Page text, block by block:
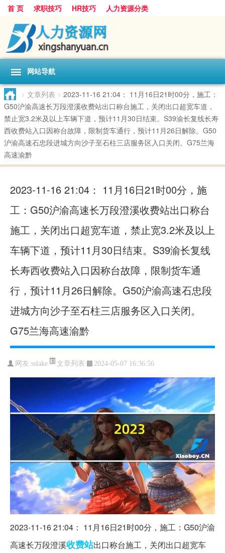
首 页 求职技巧 HR技巧 人力资源分类
网站导航
> 文章列表 > 2023-11-16 21:04： 11月16日21时00分，施工：
G50沪渝高速长万段澄溪收费站出口称台施工，关闭出口超宽车道，
禁止宽3.2米及以上车辆下道，预计11月30日结束。S39渝长复线长寿
西收费站入口因称台故障，限制货车通行，预计11月26日解除。G50
沪渝高速石忠段进城方向沙子至石柱三店服务区入口关闭。G75兰海
高速渝黔 ​​​
2023-11-16 21:04： 11月16日21时00分，施
工：G50沪渝高速长万段澄溪收费站出口称台
施工，关闭出口超宽车道，禁止宽3.2米及以上
车辆下道，预计11月30日结束。S39渝长复线
长寿西收费站入口因称台故障，限制货车通
行，预计11月26日解除。G50沪渝高速石忠段
进城方向沙子至石柱三店服务区入口关闭。
G75兰海高速渝黔 ​​​
网友:sslake 文章列表 2024-05-07 16:36:56
2023-11-16 21:04： 11月16日21时00分，施工：G50沪渝
高速长万段澄溪收费站出口称台施工，关闭出口超宽车